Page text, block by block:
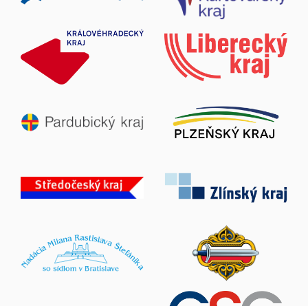
Legiovlak v Jaroměři
18. srpen 2026
Jaroměř
Komentované prohlídky výstavy „Masarykovy
20. srpen 2026
Hodonín, Zámecké náměstí 27/9 - Masarykovo muzeum
Zobrazit více
Josefstadt 1916-2026